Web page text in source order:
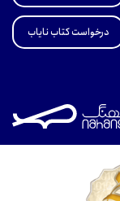
درخواست کتاب نایاب